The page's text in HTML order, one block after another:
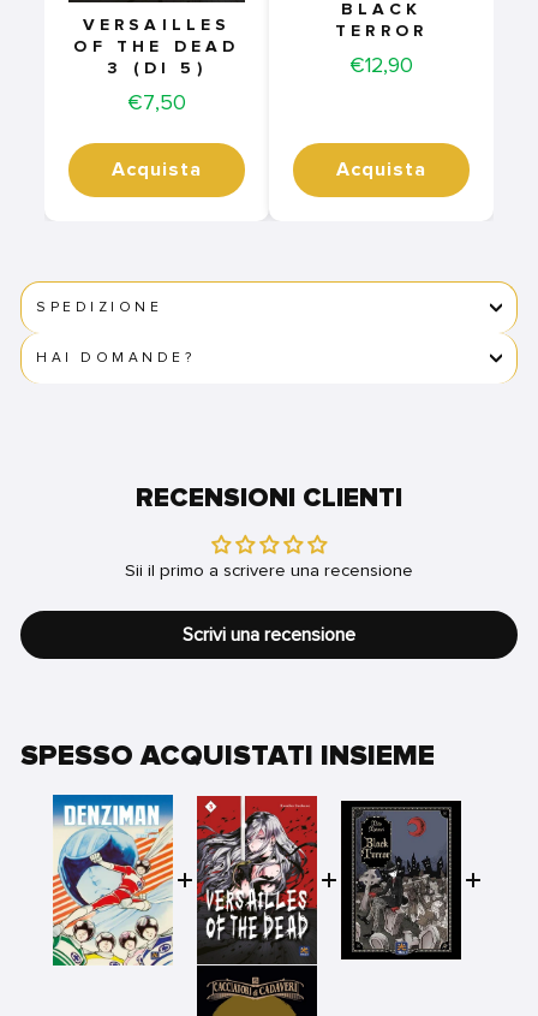
VERSAILLES
OF THE DEAD
3 (DI 5)
Price
€7,50
Acquista
BLACK
TERROR
Price
€12,90
Acquista
SPEDIZIONE
HAI DOMANDE?
RECENSIONI CLIENTI
Sii il primo a scrivere una recensione
Scrivi una recensione
SPESSO ACQUISTATI INSIEME